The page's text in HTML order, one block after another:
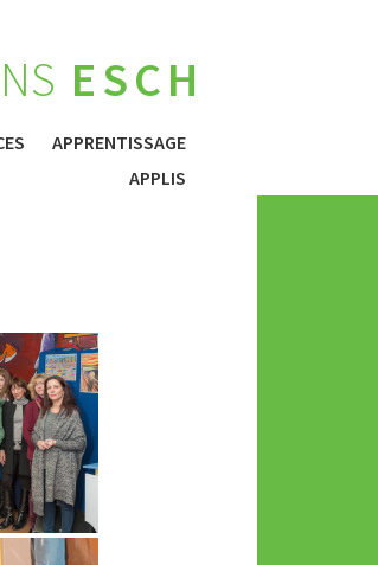
ESCH
APPRENTISSAGE
APPLIS